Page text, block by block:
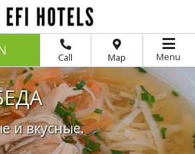
Call Map Menu
и вкусные.